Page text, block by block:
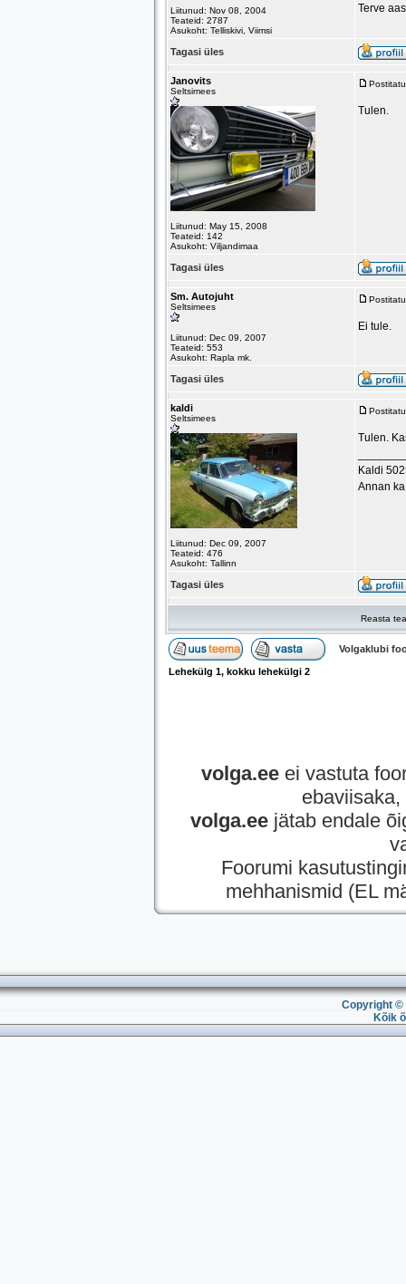
Liitunud: Nov 08, 2004
Teateid: 2787
Asukoht: Telliskivi, Viimsi
Terve
Tagasi üles
Janovits
Seltsimees
Liitunud: May 15, 2008
Teateid: 142
Asukoht: Viljandimaa
Tulen.
Tagasi üles
Sm. Autojuht
Seltsimees
Liitunud: Dec 09, 2007
Teateid: 553
Asukoht: Rapla mk.
Ei tule.
Tagasi üles
kaldi
Seltsimees
Liitunud: Dec 09, 2007
Teateid: 476
Asukoht: Tallinn
Tulen.
Kaldi
Annan
Tagasi üles
Reasta
Volgaklubi
Lehekülg 1, kokku lehekülgi 2
volga.eeei vastuta
volga.ee jätab endale
Foorumi
mehhanismid (EL
Copyright ©
Kõik